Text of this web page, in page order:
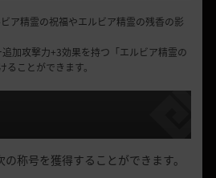
ア精霊の祝福やエルビア精霊の残香の影
加攻撃力+3効果を持つ「エルビア精霊の
ことができます。
称号を獲得することができます。